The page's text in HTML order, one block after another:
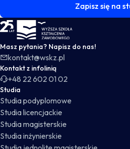
Zapisz się na
WSKZ - strona główna
Masz pytania? Napisz do nas!
kontakt@wskz.pl
Kontakt z infolinią
+48 22 602 01 02
Studia
Studia podyplomowe
Studia licencjackie
Studia magisterskie
Studia inżynierskie